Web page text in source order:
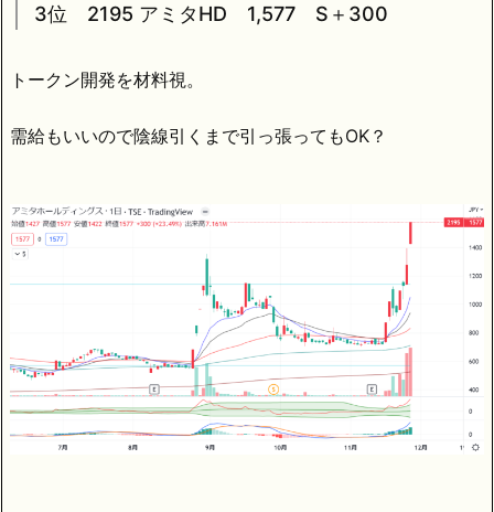
3位 2195 アミタHD 1,577 S＋300
トークン開発を材料視。
需給もいいので陰線引くまで引っ張ってもOK？